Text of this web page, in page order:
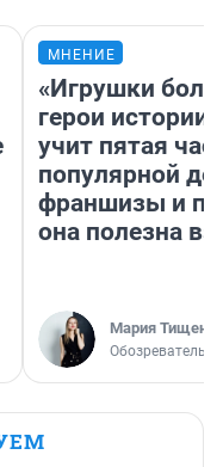
МНЕНИЕ
«Игрушки
герои
учит пятая
популярной
франшизы и
она полезна
Мария Тищенко
Обозреватель